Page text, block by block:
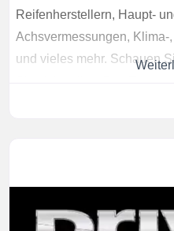
Reifenherstellern, Haupt-
Achsvermessungen,
und vieles mehr. Schauen